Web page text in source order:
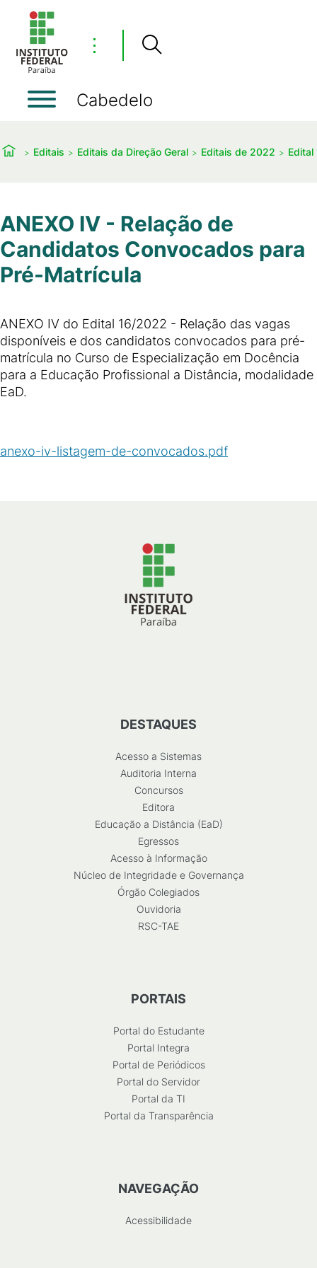
⋮
Cabedelo
Editais Editais da Direção Geral Editais de 2022
ANEXO IV - Relação de
Candidatos Convocados para
Pré-Matrícula
ANEXO IV do Edital 16/2022 - Relação das vagas
disponíveis e dos candidatos convocados para pré-
matrícula no Curso de Especialização em Docência
para a Educação Profissional a Distância, modalidade
EaD.
anexo-iv-listagem-de-convocados.pdf
DESTAQUES
Acesso a Sistemas
Auditoria Interna
Concursos
Editora
Educação a Distância (EaD)
Egressos
Acesso à Informação
Núcleo de Integridade e Governança
Órgão Colegiados
Ouvidoria
RSC-TAE
PORTAIS
Portal do Estudante
Portal Integra
Portal de Periódicos
Portal do Servidor
Portal da TI
Portal da Transparência
NAVEGAÇÃO
Acessibilidade